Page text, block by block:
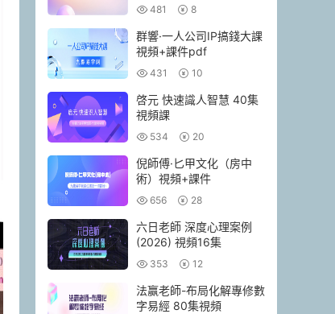
481 8
群響·一人公司IP搞錢大課
視頻+課件pdf
431 10
啓元 快速識人智慧 40集
視頻課
534 20
倪師傅·匕甲文化（房中
術）視頻+課件
656 28
六日老師 深度心理案例
(2026) 視頻16集
353 12
法赢老師-布局化解專修數
字易經 80集視頻